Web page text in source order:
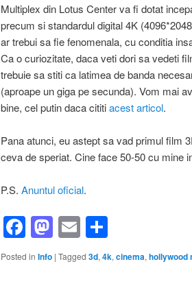
Multiplex din Lotus Center va fi dotat
precum si standardul digital 4K
ar trebui sa fie fenomenala, cu conditia
Ca o curiozitate, daca veti dori sa vedeti
trebuie sa stiti ca latimea de banda
(aproape un giga pe secunda). Vom mai
bine, cel putin daca cititiacest articol.
Pana atunci, eu astept sa vad primul film
ceva de speriat. Cine face 50-50 cu mine
P.S. Anuntul oficial.
Facebook
Mastodon
Email
Posted in Info | Tagged 3d, 4k, cinema, hollywood